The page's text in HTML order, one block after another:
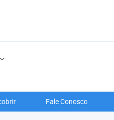
Fale Conosco